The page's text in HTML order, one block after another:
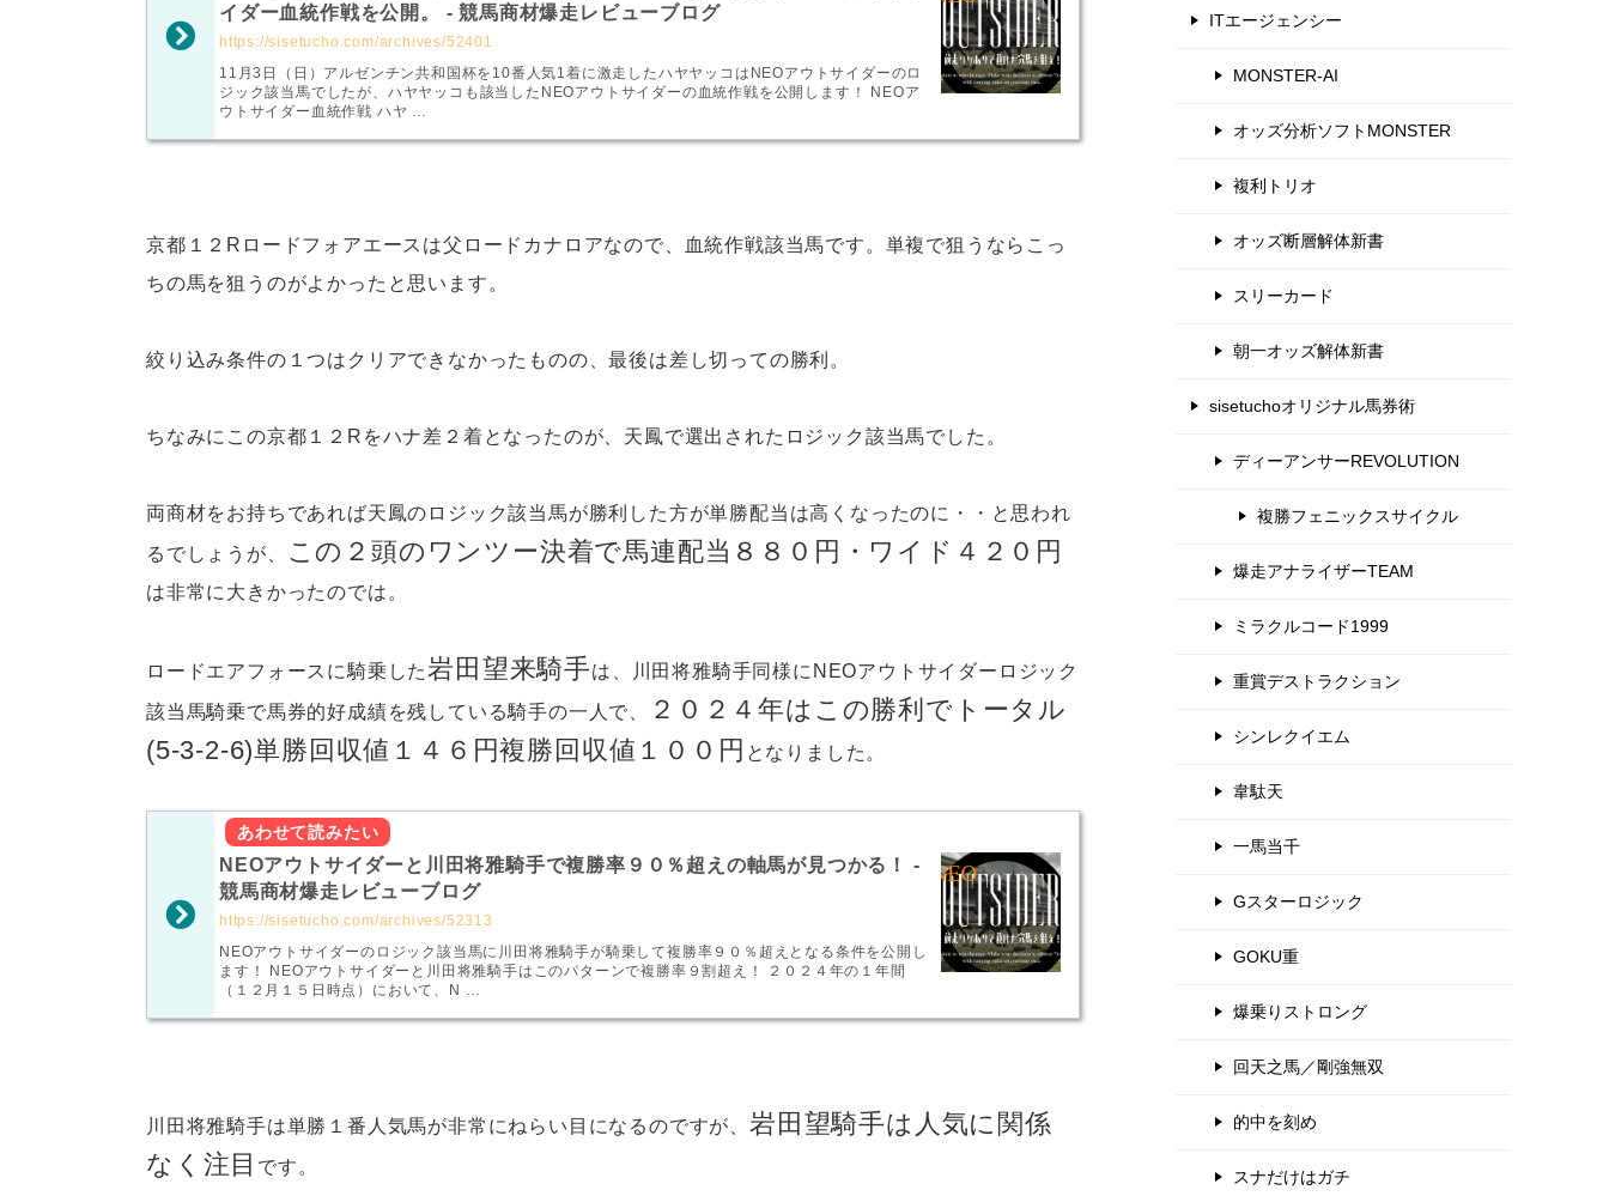
イダー血統作戦を公開。 - 競馬商材爆走レビューブログ
https://sisetucho.com/archives/52401
11月3日（日）アルゼンチン共和国杯を10番人気1着に激走したハヤヤッコはNEOアウトサイダーのロ
ジック該当馬でしたが、ハヤヤッコも該当したNEOアウトサイダーの血統作戦を公開します！ NEOア
ウトサイダー血統作戦 ハヤ …
京都１２Rロードフォアエースは父ロードカナロアなので、血統作戦該当馬です。単複で狙うならこっ
ちの馬を狙うのがよかったと思います。
絞り込み条件の１つはクリアできなかったものの、最後は差し切っての勝利。
ちなみにこの京都１２Rをハナ差２着となったのが、天鳳で選出されたロジック該当馬でした。
両商材をお持ちであれば天鳳のロジック該当馬が勝利した方が単勝配当は高くなったのに・・と思われ
るでしょうが、
この２頭のワンツー決着で馬連配当８８０円・ワイド４２０円
は非常に大きかったのでは。
ロードエアフォースに騎乗した岩田望来騎手は、川田将雅騎手同様にNEOアウトサイダーロジック
該当馬騎乗で馬券的好成績を残している騎手の一人で、
２０２４年はこの勝利でトータル
(5-3-2-6)単勝回収値１４６円複勝回収値１００円 となりました。
NEOアウトサイダーと川田将雅騎手で複勝率９０％超えの軸馬が見つかる！ -
競馬商材爆走レビューブログ
https://sisetucho.com/archives/52313
NEOアウトサイダーのロジック該当馬に川田将雅騎手が騎乗して複勝率９０％超えとなる条件を公開し
ます！ NEOアウトサイダーと川田将雅騎手はこのパターンで複勝率９割超え！ ２０２４年の１年間
（１２月１５日時点）において、N …
川田将雅騎手は単勝１番人気馬が非常にねらい目になるのですが、 岩田望騎手は人気に関係
なく注目 です。
ITエージェンシー
MONSTER-AI
オッズ分析ソフトMONSTER
複利トリオ
オッズ断層解体新書
スリーカード
朝一オッズ解体新書
sisetuchoオリジナル馬券術
ディーアンサーREVOLUTION
複勝フェニックスサイクル
爆走アナライザーTEAM
ミラクルコード1999
重賞デストラクション
シンレクイエム
韋駄天
一馬当千
Gスターロジック
GOKU重
爆乗りストロング
回天之馬／剛強無双
的中を刻め
スナだけはガチ